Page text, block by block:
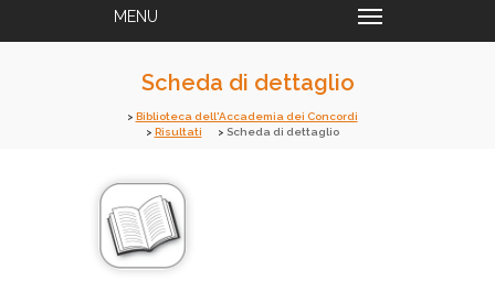
Scheda di dettaglio
Biblioteca dell'Accademia dei Concordi
Risultati
Scheda di dettaglio